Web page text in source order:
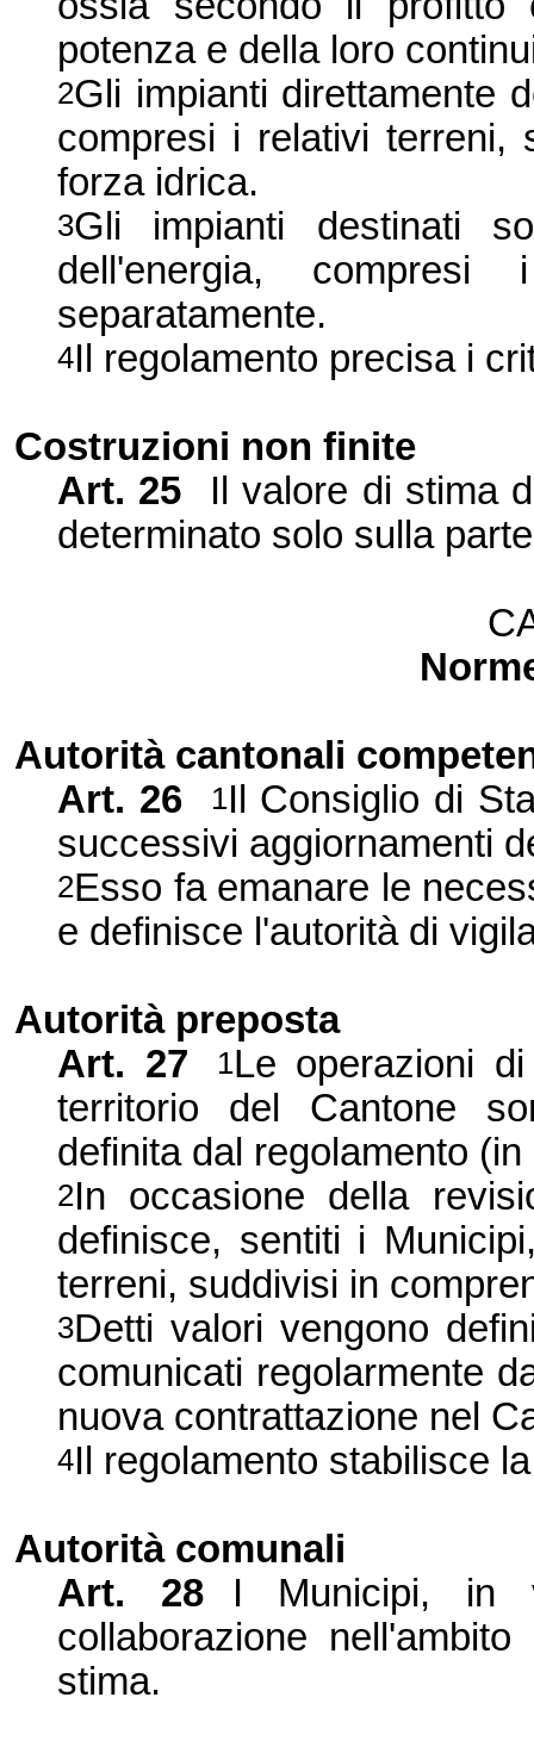
potenza e della loro
2Gli impianti direttamente
compresi i relativi terreni,
forza idrica.
3Gli impianti destinati
dell'energia,
separatamente.
4Il regolamento precisa i
Costruzioni non finite
Art. 25
Il valore di stima
determinato solo sulla
Autorità cantonali
Art. 26
1Il Consiglio di
successivi aggiornamenti
2Esso fa emanare le
e definisce l'autorità di
Autorità preposta
Art. 27
1Le operazioni
territorio del Cantone
definita dal regolamento (in
2In occasione della
definisce, sentiti i
terreni, suddivisi in
3Detti valori vengono
comunicati regolarmente
nuova contrattazione nel
4Il regolamento stabilisce
Autorità comunali
Art. 28
I Municipi, in
collaborazione
stima.